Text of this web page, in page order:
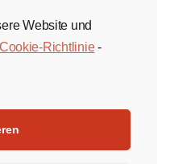
Co
YouTube
Website und
Cookie-Richtlinie-